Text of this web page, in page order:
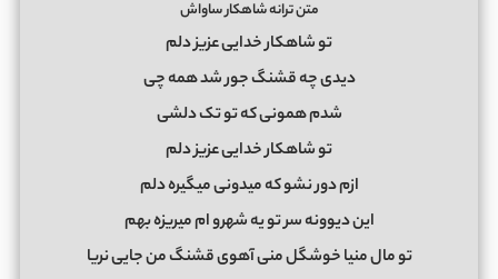
متن ترانه شاهکار ساواش
تو شاهکار خدایی عزیز دلم
دیدی چه قشنگ جور شد همه چی
شدم همونی که تو تک دلشی
تو شاهکار خدایی عزیز دلم
ازم دور نشو که میدونی میگیره دلم
این دیوونه سر تو یه شهرو ام میریزه بهم
تو مال منیا خوشگل منی آهوی قشنگ من جایی نریا